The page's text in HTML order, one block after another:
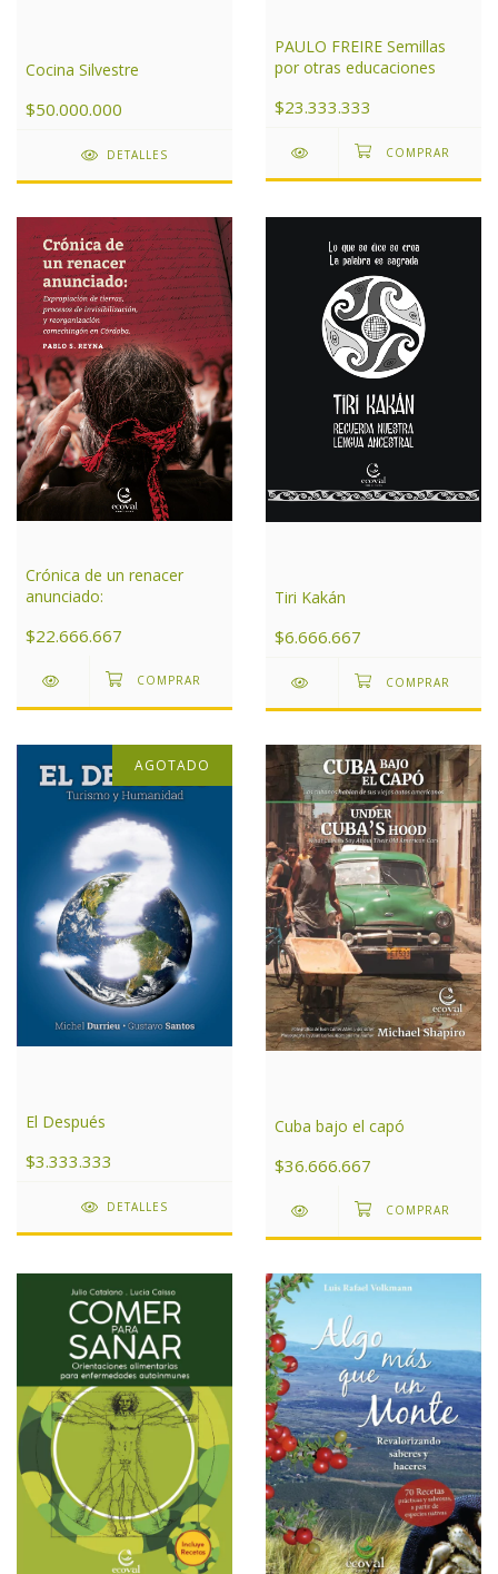
Cocina Silvestre
$50.000.000
DETALLES
PAULO FREIRE Semillas
por otras educaciones
$23.333.333
Crónica de un renacer
anunciado:
$22.666.667
Tiri Kakán
$6.666.667
AGOTADO
El Después
$3.333.333
DETALLES
Cuba bajo el capó
$36.666.667